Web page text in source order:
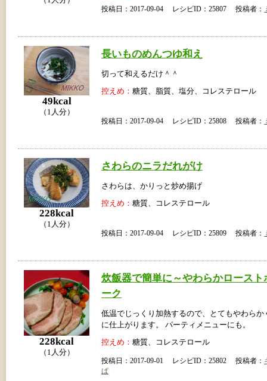
投稿日：2017-09-04 レシピID：25807 投稿者：
49kcal
（1人分）
長いものめんつゆ和え
切って和えるだけ＾＾
控えめ： 糖質、脂質、塩分、コレステロール
投稿日：2017-09-04 レシピID：25808 投稿者：
228kcal
（1人分）
さわらのニラだれがけ
さわらは、かりっと炒め揚げ
控えめ： 糖質、コレステロール
投稿日：2017-09-04 レシピID：25809 投稿者：
228kcal
（1人分）
炊飯器で簡単に～やわらかロースト
ーク
低温でじっくり加熱するので、とてもやわらか
に仕上がります。 パーティメニューにも。
控えめ： 糖質、コレステロール
投稿日：2017-09-01 レシピID：25802 投稿者：
ぱ